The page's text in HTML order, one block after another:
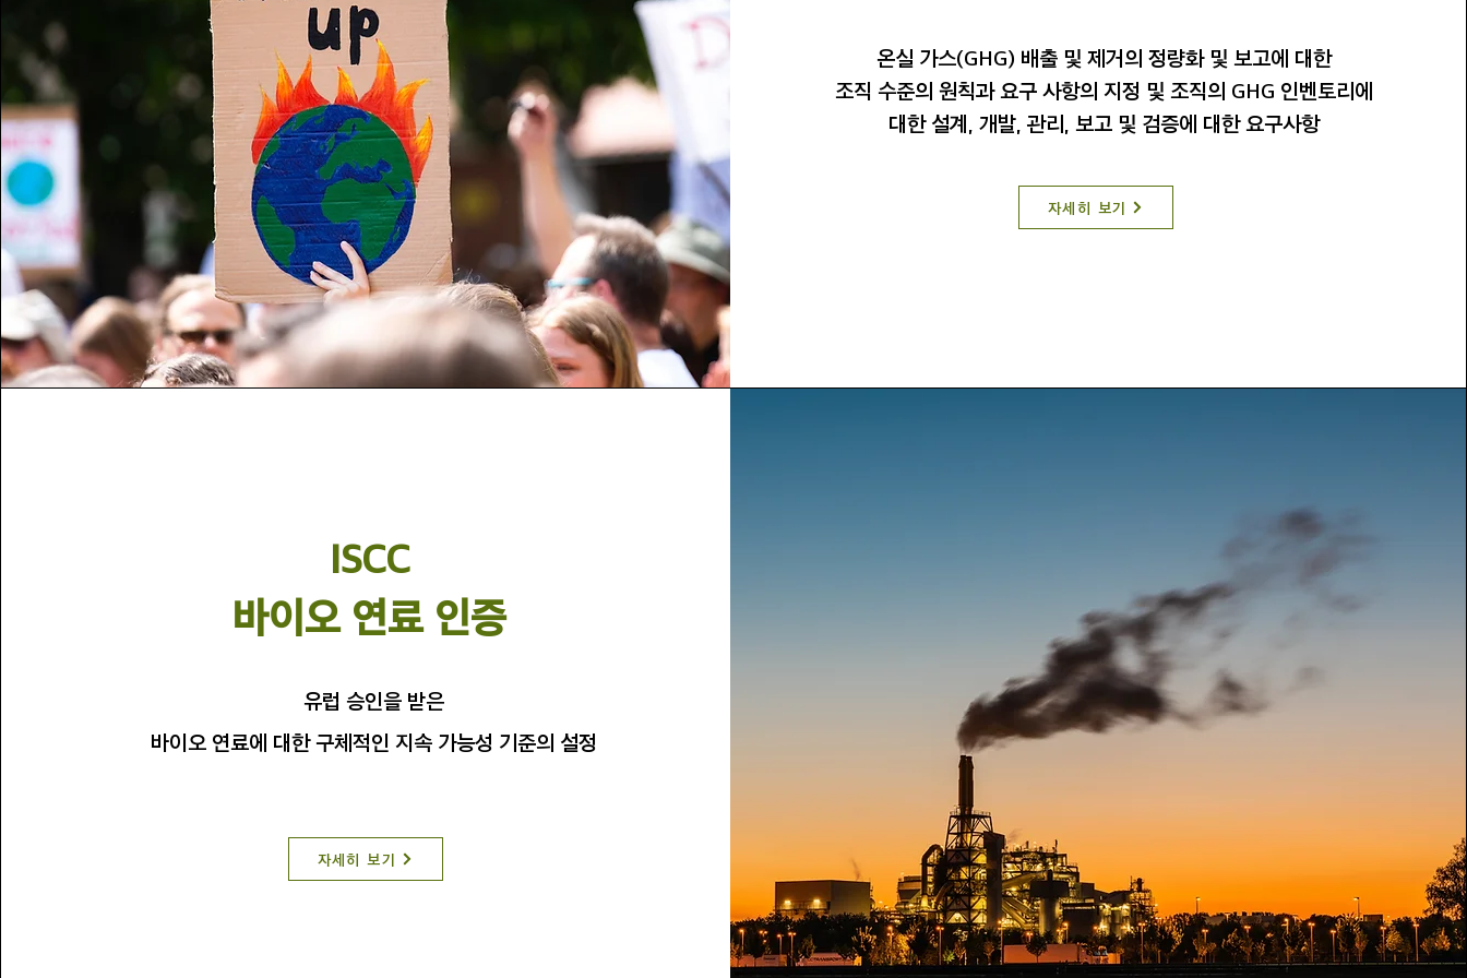
ISCC
​바이오 연료 인증
유럽 승인을 받은
바이오 연료에 대한 구체적인 지속 가능성 기준의 설정
자세히 보기
온실 가스(GHG) 배출 및 제거의 정량화 및 보고에 대한
조직 수준의 원칙과 요구 사항의 지정 및조직의 GHG 인벤토리에
대한 설계, 개발, 관리, 보고 및 검증에 대한 요구사항
자세히 보기